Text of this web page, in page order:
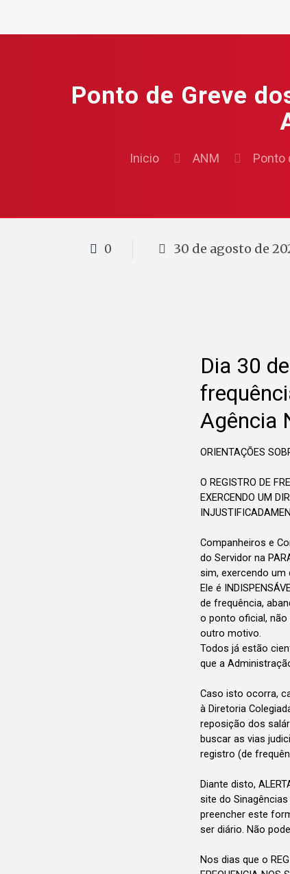
Ponto de Greve
Inicio ANM Ponto
0 30 de agosto de